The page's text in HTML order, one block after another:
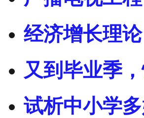
经济增长理论
又到毕业季
试析中小学